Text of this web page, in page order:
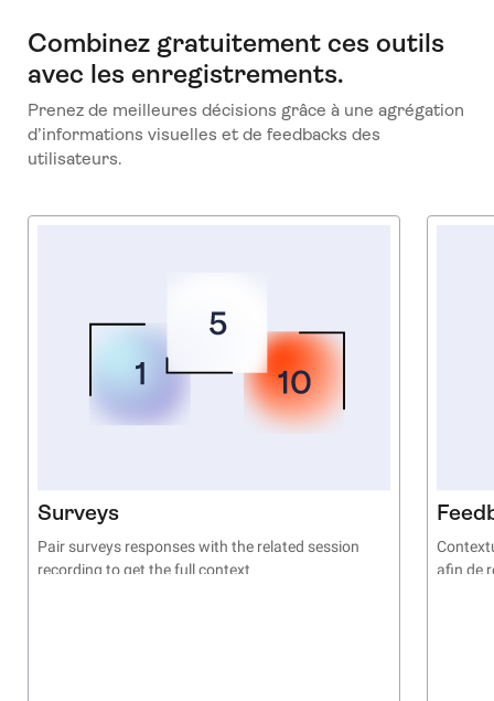
Combinez gratuitement ces outils
avec les enregistrements.
Prenez de meilleures décisions grâce à une agrégation
d’informations visuelles et de feedbacks des
utilisateurs.
Surveys
Pair surveys responses with the related session
recording to get the full context
afin de